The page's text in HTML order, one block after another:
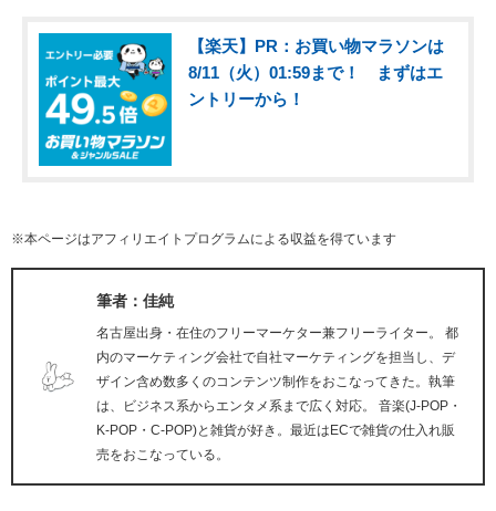
【楽天】PR：お買い物マラソンは
8/11（火）01:59まで！ まずはエ
ントリーから！
※本ページはアフィリエイトプログラムによる収益を得ています
筆者：佳純
名古屋出身・在住のフリーマーケター兼フリーライター。 都
内のマーケティング会社で自社マーケティングを担当し、デ
ザイン含め数多くのコンテンツ制作をおこなってきた。執筆
は、ビジネス系からエンタメ系まで広く対応。 音楽(J-POP・
K-POP・C-POP)と雑貨が好き。最近はECで雑貨の仕入れ販
売をおこなっている。